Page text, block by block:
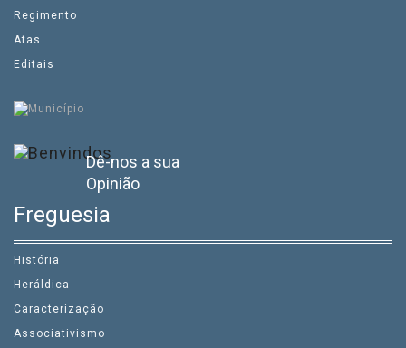
Regimento
Atas
Editais
Dê-nos a sua
Opinião
Freguesia
História
Heráldica
Caracterização
Associativismo